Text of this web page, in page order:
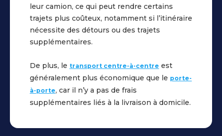
dès
lors
que
la
d’itinéraire
est
réalisée,
le
Dès
que
vous
votre
commande
transport,
leur camion, ce qui peut rendre certains
trajets plus coûteux, notamment si l’itinéraire
nécessite des détours ou des trajets
supplémentaires.
De plus, le transport centre-à-centre est
généralement plus économique que le porte-
à-porte, car il n’y a pas de frais
supplémentaires liés à la livraison à domicile.